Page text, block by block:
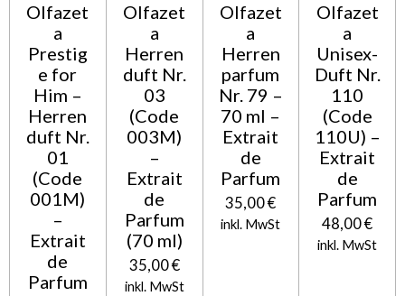
Olfazet
a
Prestig
e for
Him –
Herren
duft Nr.
01
(Code
001M)
–
Extrait
de
Parfum
Olfazet
a
Herren
duft Nr.
03
(Code
003M)
–
Extrait
de
Parfum
(70 ml)
35,00 €
inkl. MwSt
Olfazet
a
Herren
parfum
Nr. 79 –
70 ml –
Extrait
de
Parfum
35,00 €
inkl. MwSt
Olfazet
a
Unisex-
Duft Nr.
110
(Code
110U) –
Extrait
de
Parfum
48,00 €
inkl. MwSt